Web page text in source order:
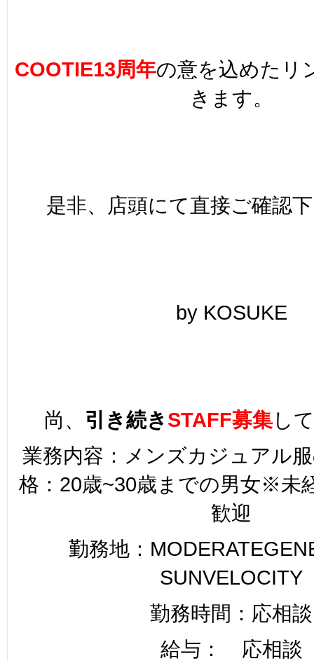
COOTIE13周年の意を込めたリ
きます。
是非、店頭にて直接ご確認
by KOSUKE
尚、 引き続きSTAFF募集し
業務内容：メンズカジュアル
格：20歳~30歳までの男女※未
歓迎
勤務地：
SUNVELOCITY
勤務時間：応相談
給与： 応相談